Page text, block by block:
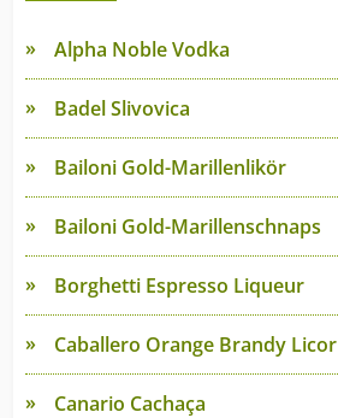
Alpha Noble Vodka
Badel Slivovica
Bailoni Gold-Marillenlikör
Bailoni Gold-Marillenschnaps
Borghetti Espresso Liqueur
Caballero Orange Brandy Licor
Canario Cachaça